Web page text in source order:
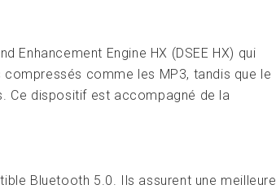
Enhancement Engine HX (DSEE HX) qui
comme les MP3, tandis que le
Ce dispositif est accompagné de la
Bluetooth 5.0. Ils assurent une meilleure